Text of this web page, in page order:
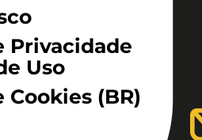
Privacidade
Uso
(BR)